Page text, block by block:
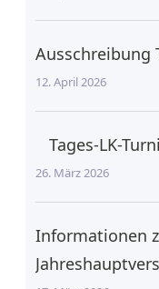
Ausschreibung
12. April 2026
Tages-LK-
26. März 2026
Informationen